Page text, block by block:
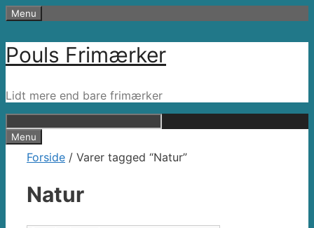
Hop
indhold
Menu
Pouls Frimærker
Lidt mere end bare frimærker
Menu
Forside / Varer tagged “Natur”
Natur